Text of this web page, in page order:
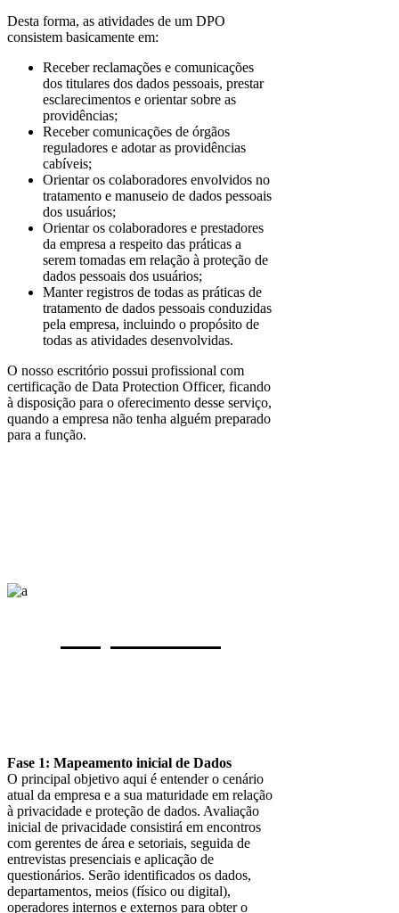
Desta forma, as atividades de um DPO
consistem basicamente em:
Receber reclamações e comunicações
dos titulares dos dados pessoais, prestar
esclarecimentos e orientar sobre as
providências;
Receber comunicações de órgãos
reguladores e adotar as providências
cabíveis;
Orientar os colaboradores envolvidos no
tratamento e manuseio de dados pessoais
dos usuários;
Orientar os colaboradores e prestadores
da empresa a respeito das práticas a
serem tomadas em relação à proteção de
dados pessoais dos usuários;
Manter registros de todas as práticas de
tratamento de dados pessoais conduzidas
pela empresa, incluindo o propósito de
todas as atividades desenvolvidas.
O nosso escritório possui profissional com
certificação de Data Protection Officer, ficando
à disposição para o oferecimento desse serviço,
quando a empresa não tenha alguém preparado
para a função.
Fase 1: Mapeamento inicial de Dados
O principal objetivo aqui é entender o cenário
atual da empresa e a sua maturidade em relação
à privacidade e proteção de dados. Avaliação
inicial de privacidade consistirá em encontros
com gerentes de área e setoriais, seguida de
entrevistas presenciais e aplicação de
questionários. Serão identificados os dados,
departamentos, meios (físico ou digital),
operadores internos e externos para obter o